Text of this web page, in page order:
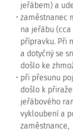
jeřábem) a
zaměstnanec
na jeřábu
přípravku. Při
a dotyčný se
došlo ke
při přesunu
došlo k
jeřábového
vykloubení a
zaměstnance,